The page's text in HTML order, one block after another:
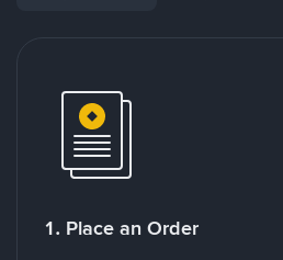
1. Place an Order